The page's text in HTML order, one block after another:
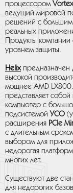
процессором
ведущий мировой
решений с большим
реальных
Продукты
уровнем защиты.
Helixпредназначен
высокой
мощнее AMD
представляет
компьютер с
подсистемой УСО
расширения PCIe
с длительным
выбором для
недорогая
многих лет.
Существуют две
для недорогих